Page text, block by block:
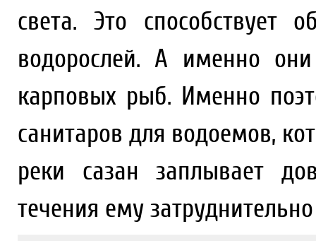
света. Это способствует
водорослей. А именно
карповых рыб. Именно
санитаров для водоемов,
реки сазан заплывает
течения ему